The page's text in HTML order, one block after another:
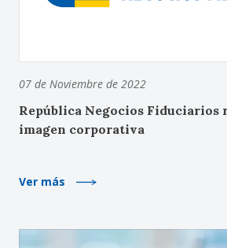
07 de Noviembre de 2022
República Negocios Fiduciarios
imagen corporativa
Ver más